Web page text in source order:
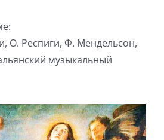
О. Респиги, Ф. Мендельсон,
музыкальный